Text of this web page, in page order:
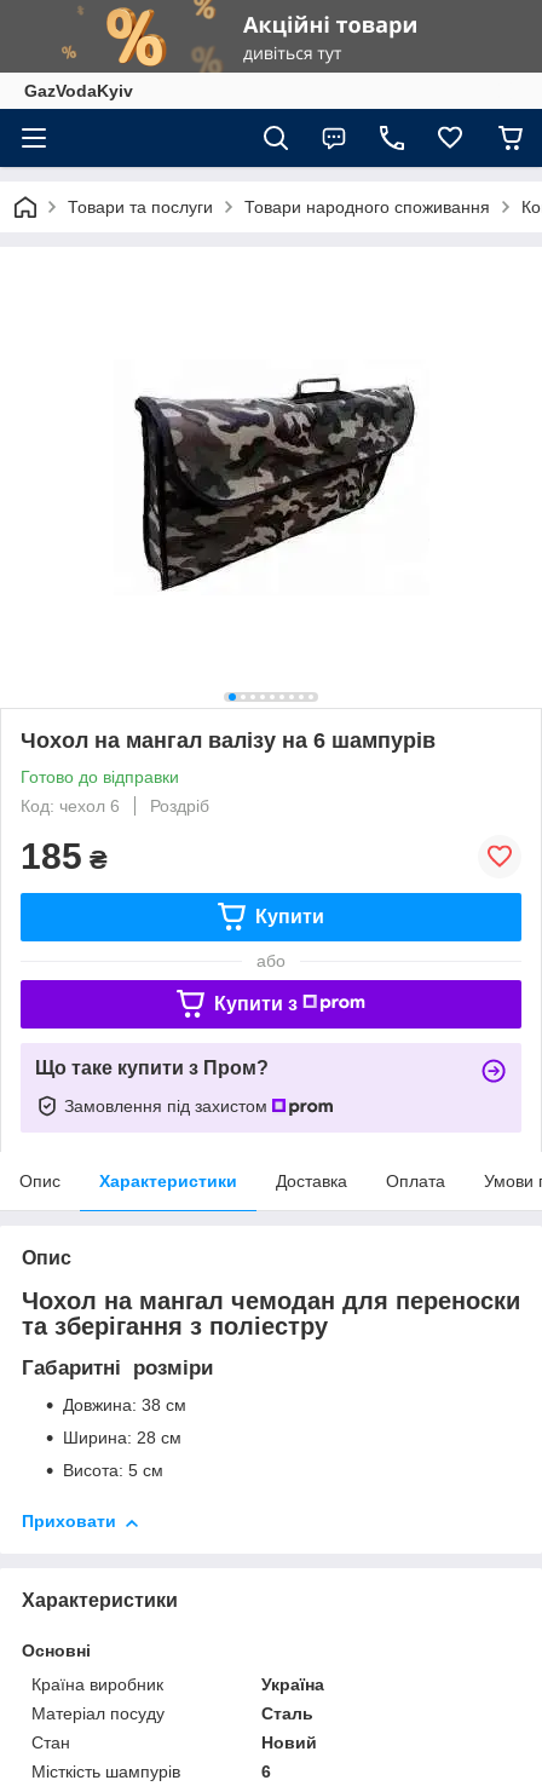
GazVodaKyiv
Товари та послуги Товари народного споживання
Чохол на мангал валізу на 6 шампурів
Готово до відправки
Код: чехол 6
Роздріб
185 ₴
Купити
або
Купити з
Що таке купити з Пром?
Замовлення під захистом
Опис Характеристики Доставка Оплата Умови
Опис
Чохол на мангал чемодан для переноски
та зберігання з поліестру
Габаритні розміри
Довжина: 38 см
Ширина: 28 см
Висота: 5 см
Приховати
Характеристики
Основні
Країна виробник
Україна
Матеріал посуду
Сталь
Стан
Новий
Місткість шампурів
6